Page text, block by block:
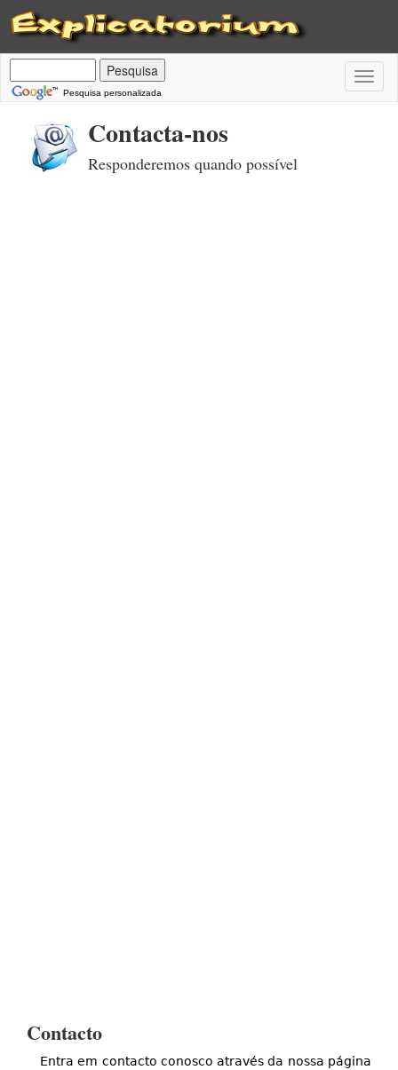
Pesquisa personalizada
Contacta-nos
Responderemos quando possível
Contacto
Entra em contacto conosco através da nossa página